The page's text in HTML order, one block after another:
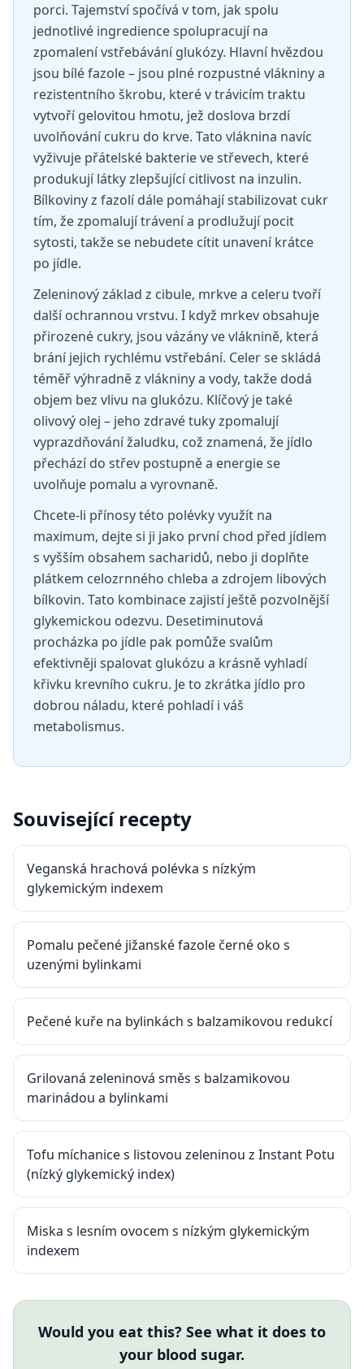
porci. Tajemství spočívá v tom, jak spolu
jednotlivé ingredience spolupracují na
zpomalení vstřebávání glukózy. Hlavní hvězdou
jsou bílé fazole – jsou plné rozpustné vlákniny a
rezistentního škrobu, které v trávicím traktu
vytvoří gelovitou hmotu, jež doslova brzdí
uvolňování cukru do krve. Tato vláknina navíc
vyživuje přátelské bakterie ve střevech, které
produkují látky zlepšující citlivost na inzulin.
Bílkoviny z fazolí dále pomáhají stabilizovat cukr
tím, že zpomalují trávení a prodlužují pocit
sytosti, takže se nebudete cítit unavení krátce
po jídle.
Zeleninový základ z cibule, mrkve a celeru tvoří
další ochrannou vrstvu. I když mrkev obsahuje
přirozené cukry, jsou vázány ve vláknině, která
brání jejich rychlému vstřebání. Celer se skládá
téměř výhradně z vlákniny a vody, takže dodá
objem bez vlivu na glukózu. Klíčový je také
olivový olej – jeho zdravé tuky zpomalují
vyprazdňování žaludku, což znamená, že jídlo
přechází do střev postupně a energie se
uvolňuje pomalu a vyrovnaně.
Chcete-li přínosy této polévky využít na
maximum, dejte si ji jako první chod před jídlem
s vyšším obsahem sacharidů, nebo ji doplňte
plátkem celozrnného chleba a zdrojem libových
bílkovin. Tato kombinace zajistí ještě pozvolnější
glykemickou odezvu. Desetiminutová
procházka po jídle pak pomůže svalům
efektivněji spalovat glukózu a krásně vyhladí
křivku krevního cukru. Je to zkrátka jídlo pro
dobrou náladu, které pohladí i váš
metabolismus.
Související recepty
Veganská hrachová polévka s nízkým
glykemickým indexem
Pomalu pečené jižanské fazole černé oko s
uzenými bylinkami
Pečené kuře na bylinkách s balzamikovou redukcí
Grilovaná zeleninová směs s balzamikovou
marinádou a bylinkami
Tofu míchanice s listovou zeleninou z Instant Potu
(nízký glykemický index)
Miska s lesním ovocem s nízkým glykemickým
indexem
Would you eat this? See what it does to
your blood sugar.